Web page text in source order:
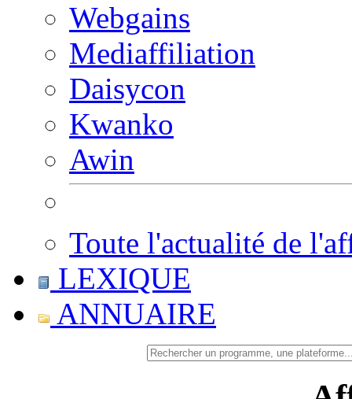
Webgains
Mediaffiliation
Daisycon
Kwanko
Awin
Toute l'actualité de
LEXIQUE
ANNUAIRE